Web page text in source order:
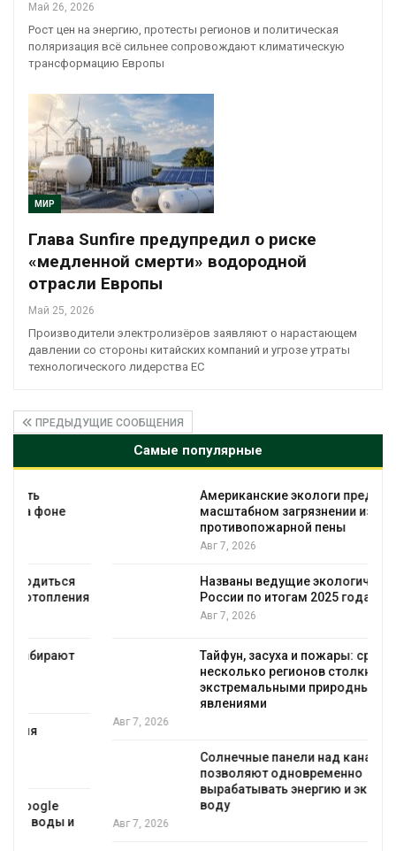
Май 26, 2026
Рост цен на энергию, протесты регионов и политическая
поляризация всё сильнее сопровождают климатическую
трансформацию Европы
МИР
Глава Sunfire предупредил о риске
«медленной смерти» водородной
отрасли Европы
Май 25, 2026
Производители электролизёров заявляют о нарастающем
давлении со стороны китайских компаний и угрозе утраты
технологического лидерства ЕС
ПРЕДЫДУЩИЕ СООБЩЕНИЯ
Самые популярные
Американские экологи предупредили о
масштабном загрязнении из-за
противопожарной пены
Названы ведущие экологические НКО
России по итогам 2025 года
Тайфун, засуха и пожары: сразу
несколько регионов столкнулись с
экстремальными природными
Солнечные панели над каналами
позволяют одновременно
вырабатывать энергию и экономить
Авг 7, 2026